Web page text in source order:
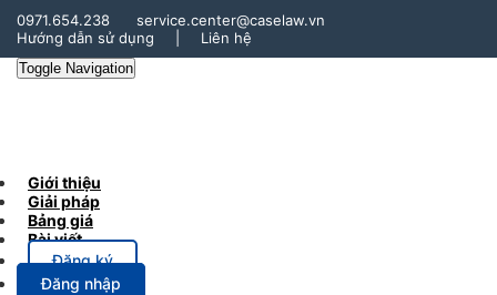
0971.654.238
service.center@caselaw.vn
Hướng dẫn sử dụng
Liên hệ
Toggle Navigation
Giới thiệu
Giải pháp
Bảng giá
Bài viết
Đăng ký
Đăng nhập